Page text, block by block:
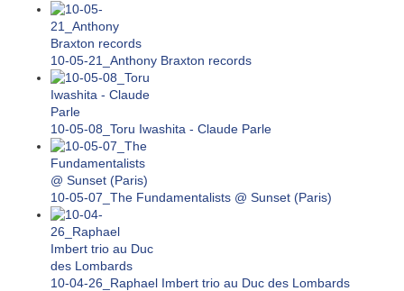
10-05-21_Anthony Braxton records
10-05-08_Toru Iwashita - Claude Parle
10-05-07_The Fundamentalists @ Sunset (Paris)
10-04-26_Raphael Imbert trio au Duc des Lombards